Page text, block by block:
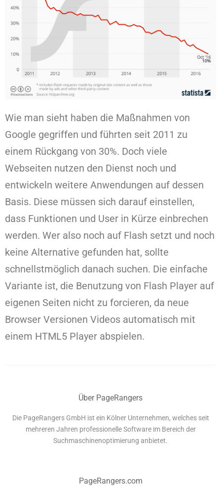
Wie man sieht haben die Maßnahmen von
Google gegriffen und führten seit 2011 zu
einem Rückgang von 30%. Doch viele
Webseiten nutzen den Dienst noch und
entwickeln weitere Anwendungen auf dessen
Basis. Diese müssen sich darauf einstellen,
dass Funktionen und User in Kürze einbrechen
werden. Wer also noch auf Flash setzt und noch
keine Alternative gefunden hat, sollte
schnellstmöglich danach suchen. Die einfache
Variante ist, die Benutzung von Flash Player auf
eigenen Seiten nicht zu forcieren, da neue
Browser Versionen Videos automatisch mit
einem HTML5 Player abspielen.
Über PageRangers
Die PageRangers GmbH ist ein Kölner Unternehmen, welches seit
mehreren Jahren professionelle Software im Bereich der
Suchmaschinenoptimierung anbietet.
PageRangers.com